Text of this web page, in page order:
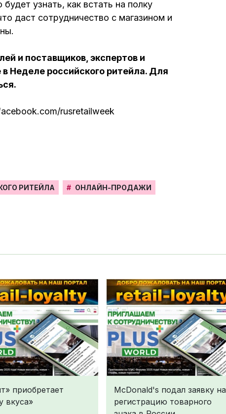
узнать, как встать на полку
даст сотрудничество с магазином и
и поставщиков, экспертов и
Неделе российского ритейла. Для
.
rusretailweek
РИТЕЙЛА # ОНЛАЙН-ПРОДАЖИ
приобретает
вкуса»
McDonald's подал заявку на
регистрацию товарного